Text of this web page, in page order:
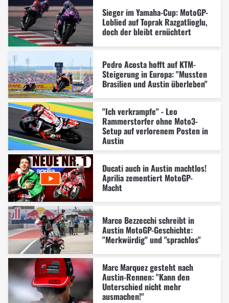
Sieger im Yamaha-Cup: MotoGP-
Loblied auf Toprak Razgatlioglu,
doch der bleibt ernüchtert
Pedro Acosta hofft auf KTM-
Steigerung in Europa: "Mussten
Brasilien und Austin überleben"
"Ich verkrampfe" - Leo
Rammerstorfer ohne Moto3-
Setup auf verlorenem Posten in
Austin
Ducati auch in Austin machtlos!
Aprilia zementiert MotoGP-
Macht
Marco Bezzecchi schreibt in
Austin MotoGP-Geschichte:
"Merkwürdig" und "sprachlos"
Marc Marquez gesteht nach
Austin-Rennen: "Kann den
Unterschied nicht mehr
ausmachen!"